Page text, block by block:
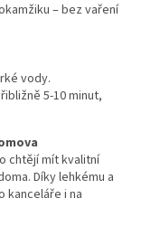
– bez vaření
vody.
5-10 minut,
chtějí mít kvalitní
Díky lehkému a
kanceláře i na